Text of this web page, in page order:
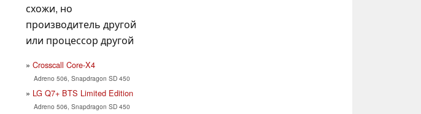
схожи, но
производитель другой
или процессор другой
Crosscall Core-X4
Adreno 506, Snapdragon SD 450
LG Q7+ BTS Limited Edition
Adreno 506, Snapdragon SD 450